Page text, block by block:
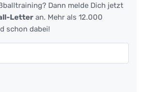
Dann melde Dich jetzt
Letter an. Mehr als 12.000
schon dabei!